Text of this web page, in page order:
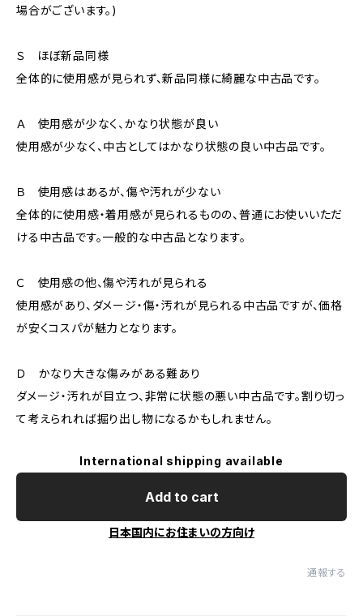
場合がございます。)
Ｓ ほぼ新品同様
全体的に使用感が見られず、新品同様に綺麗な中古品です。
Ａ 使用感が少なく、かなり状態が良い
使用感が少なく、中古としてはかなり状態の良い中古品です。
Ｂ 使用感はあるが、傷や汚れが少ない
全体的に使用感・着用感が見られるものの、普通にお使いいただ
ける中古品です。一般的な中古品となります。
Ｃ 使用感の他、傷や汚れが見られる
使用感があり、ダメージ・傷・汚れが見られる中古品ですが、価格
が安くコスパが魅力となります。
Ｄ かなり大きな傷みがある難あり
ダメージ・汚れが目立つ、非常に状態の悪い中古品です。割り切っ
て考えられれば掘り出し物になるかもしれません。
International shipping available
Add to cart
日本国内にお住まいの方向け
通報する